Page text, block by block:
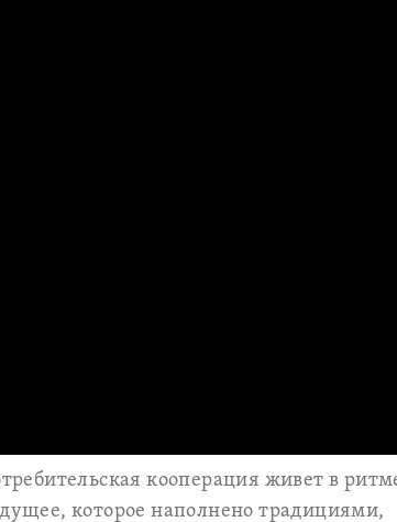
кооперация живет в
которое наполнено традициями,